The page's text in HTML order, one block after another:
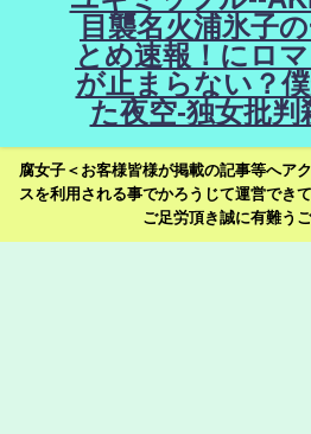
目襲名火浦氷子
とめ速報！にロ
が止まらない？
た夜空-独女批判
腐女子＜お客様皆様が掲載の記事等へア
スを利用される事でかろうじて運営でき
ご足労頂き誠に有難う